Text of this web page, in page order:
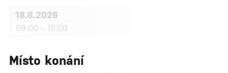
18.6.2026
09:00 – 18:00
Místo konání